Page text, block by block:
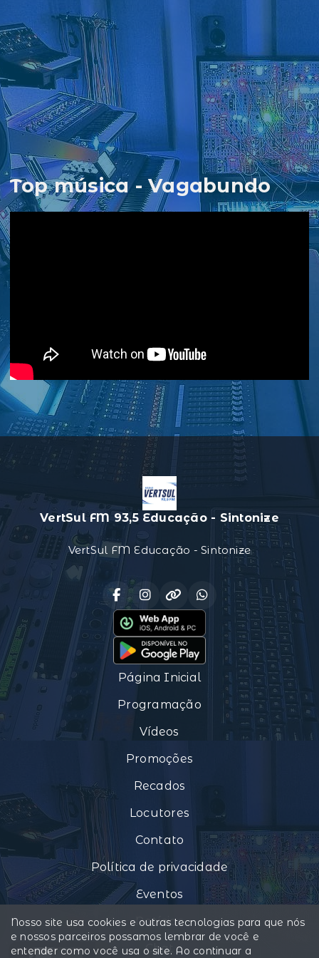
Top música - Vagabundo
VertSul FM 93,5 Educação - Sintonize
VertSul FM Educação - Sintonize
Página Inicial
Programação
Vídeos
Promoções
Recados
Locutores
Contato
Política de privacidade
Eventos
Notícias
Chat
Nosso site usa cookies e outras tecnologias para que nós
e nossos parceiros possamos lembrar de você e
entender como você usa o site. Ao continuar a